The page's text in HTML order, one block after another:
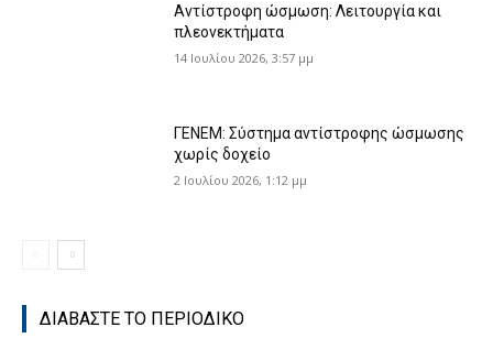
Αντίστροφη ώσμωση: Λειτουργία και
πλεονεκτήματα
14 Ιουλίου 2026, 3:57 μμ
ΓΕΝΕΜ: Σύστημα αντίστροφης ώσμωσης
χωρίς δοχείο
2 Ιουλίου 2026, 1:12 μμ
ΔΙΑΒΑΣΤΕ ΤΟ ΠΕΡΙΟΔΙΚΟ